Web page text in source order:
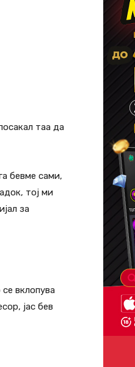
таа да
бевме сами,
тој ми
за
вклопува
јас бев